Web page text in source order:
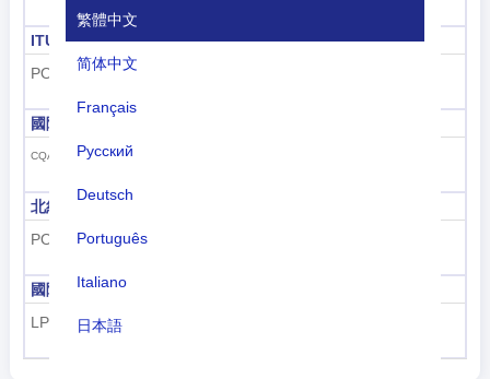
繁體中文
简体中文
Français
Русский
Deutsch
Português
Italiano
日本語
ITU
POR
國際電聯海事ID
國際電聯呼號
CQA-CUZ
北約兩字母代碼
PO
國際民航組織機場代碼
LP